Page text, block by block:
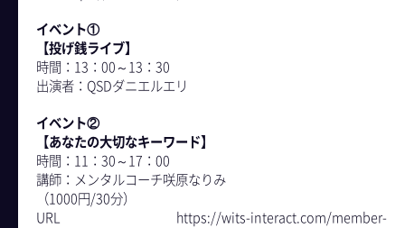
- Space
イベント①
【投げ銭ライブ】
時間：13：00～13：30
出演者：QSDダニエルエリ
イベント②
【あなたの大切なキーワード】
時間：11：30～17：00
講師：メンタルコーチ咲原なりみ
（1000円/30分）
URL https://wits-interact.com/member-